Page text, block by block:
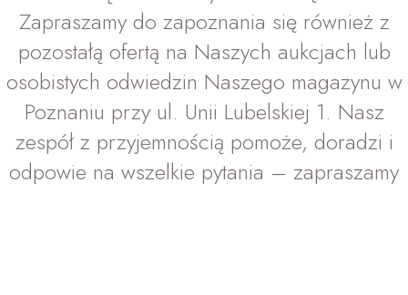
Zapraszamy do zapoznania się również z
pozostałą ofertą na Naszych aukcjach lub
osobistych odwiedzin Naszego magazynu w
Poznaniu przy ul. Unii Lubelskiej 1. Nasz
zespół z przyjemnością pomoże, doradzi i
odpowie na wszelkie pytania – zapraszamy